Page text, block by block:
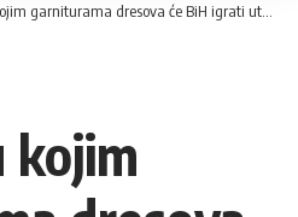
dresova će BiH igrati utakmice grupne faze Svjetskog prvenstva
kojim